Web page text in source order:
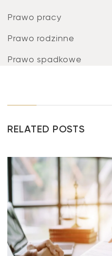
Prawo pracy
Prawo rodzinne
Prawo spadkowe
RELATED POSTS